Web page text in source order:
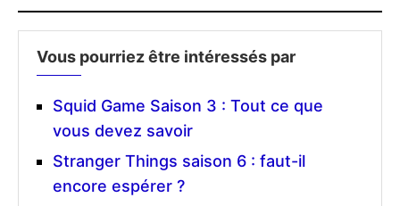
Vous pourriez être intéressés par
Squid Game Saison 3 : Tout ce que
vous devez savoir
Stranger Things saison 6 : faut-il
encore espérer ?